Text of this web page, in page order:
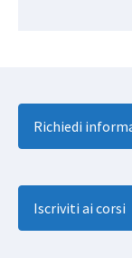
Richiedi
Iscriviti ai corsi